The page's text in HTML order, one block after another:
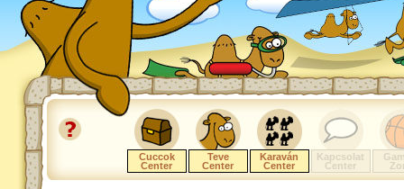
Cuccok
Center
Teve
Center
Karaván
Center
Kapcsolat
Center